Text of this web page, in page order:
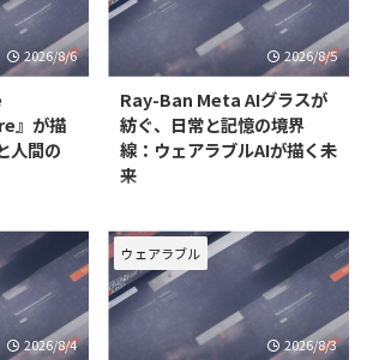
2026/8/6
』が描
人間の
から変え
Apple
る視聴
いるかの
を可能にし
2026/8/5
Ray-Ban Meta AIグラスが
紡ぐ、日常と記憶の境界
線：ウェアラブルAIが描く未
来
活に深く浸透し、その境界線はま
すます曖昧になりつつあります。
特に「ウェアラブル」という概念
は、単なるデバイスの装着を超
え、人間の知覚や記憶、コミュニ
ケーションのあり方そのものを変
2026/8/4
ウェアラブル
2026/8/3